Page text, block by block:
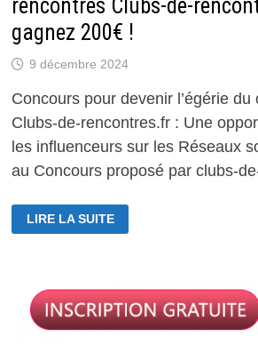
rencontres Clubs-de-
gagnez 200€ !
9 décembre 2024
Concours pour devenir l’égérie du
Clubs-de-rencontres.fr : Une
les influenceurs sur les Réseaux
au Concours proposé par clubs-
DEVENEZ
L’ÉGÉRIE
DE
RENCONTRES
CLUBS-
DE-
RENCONTRES.FR
LIRE LA SUITE